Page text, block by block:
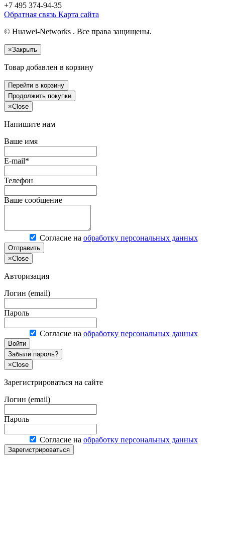
+7 495 374-94-35
Обратная связь Карта сайта
© Huawei-Networks . Все права защищены.
×Закрыть
Товар добавлен в корзину
Перейти в корзину
Продолжить покупки
×Close
Напишите нам
Ваше имя
E-mail*
Телефон
Ваше сообщение
Согласие на обработку персональных данных
Отправить
×Close
Авторизация
Логин (email)
Пароль
Согласие на обработку персональных данных
Войти
Забыли пароль?
×Close
Зарегистрироваться на сайте
Логин (email)
Пароль
Согласие на обработку персональных данных
Зарегистрироваться